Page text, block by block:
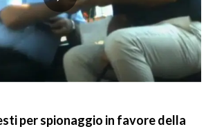
per spionaggio in favore della